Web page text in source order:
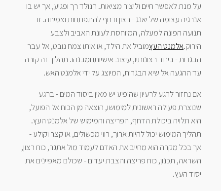
על מנת לאפשר חיים וליצור מציאות. הנולד רך ופגיע, אך יש בו
אנרגיה עצומה של יאנג - רצון ודחף להתפתחות וצמיחה. זו
תנועה הפונה למעלה, המיוחסת לעונת האביב ולצבע
הירוק.אלמנט העץמוביל את הילד, או אותו צמח נובט, אל עבר
הבגרות - בירור רצונותיו, עיצוב אישיותו ומבנהו. תהליך זה קורה
עד ההגעה אל שיא הבגרות, המיוצג על ידי אלמנט האש.
אם נחזור לרגע לרעיון שהופיע יש מאין ביסוד המים - ברגע
שנוצרת פעולה ראשונית למימושו, הוצאה מן הכוח אל הפועל,
היא תלויה ביכולת הדחף, הפריצה והמימוש של אלמנט העץ.
תהליך המימוש יכול להיות ארוך, רווי מכשולים, או קצר וקולע -
אך בכל מקרה הוא מחייב את האדם לעמוד מול אתגר, כוח רצון,
השראה, תכנון, כוח פריצה והצבת יעדים - שכולם מאפיינים את
יסוד העץ.